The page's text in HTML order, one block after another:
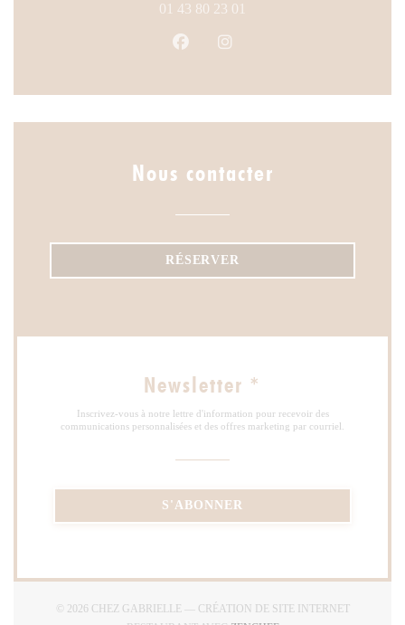
01 43 80 23 01
Facebook ((ouvre une nouvelle
Nous contacter
RÉSERVER
Newsletter *
Inscrivez-vous à notre lettre d'information pour recevoir des
communications personnalisées et des offres marketing par courriel.
S'ABONNER
© 2026 CHEZ GABRIELLE — CRÉATION DE SITE INTERNET